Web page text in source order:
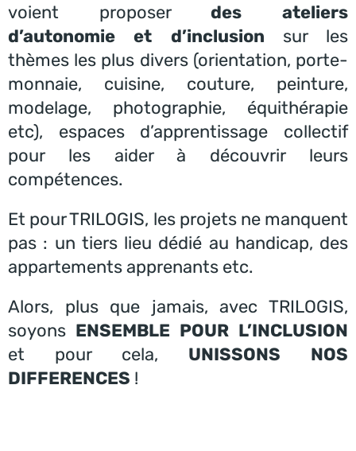
voient proposerdes ateliers
d’autonomie et d’inclusion sur les
thèmes les plus divers (orientation, porte-
monnaie, cuisine, couture, peinture,
modelage, photographie, équithérapie
etc), espaces d’apprentissage collectif
pour les aider à découvrir leurs
compétences.
Et pour TRILOGIS, les projets ne manquent
pas : un tiers lieu dédié au handicap, des
appartements apprenants etc.
Alors, plus que jamais, avec TRILOGIS,
soyons ENSEMBLE POUR L’INCLUSION
et pour cela, UNISSONS NOS
DIFFERENCES !